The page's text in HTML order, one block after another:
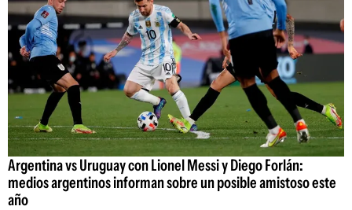
Argentina vs Uruguay con Lionel Messi y Diego Forlán:
medios argentinos informan sobre un posible amistoso este
año